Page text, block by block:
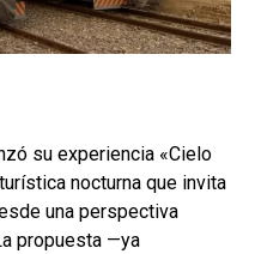
su experiencia «Cielo
nocturna que invita
una perspectiva
propuesta —ya